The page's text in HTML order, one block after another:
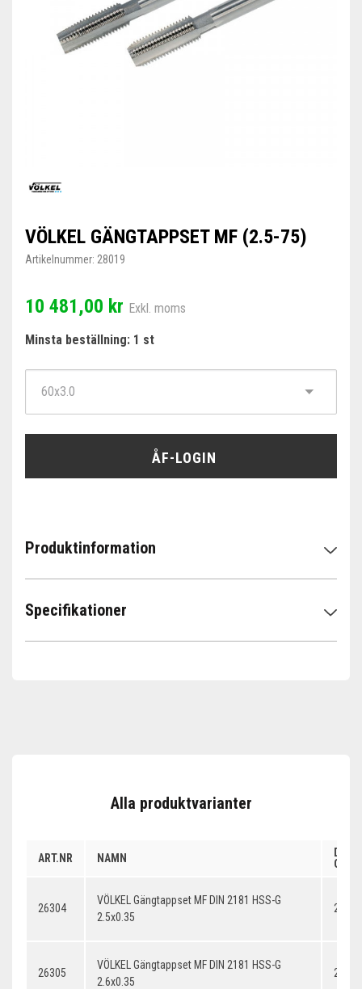
VÖLKEL GÄNGTAPPSET MF (2.5-75)
Artikelnummer: 28019
10 481,00 kr Exkl. moms
Minsta beställning: 1 st
ÅF-LOGIN
Produktinformation
Specifikationer
Alla produktvarianter
ART.NR NAMN
26304
VÖLKEL Gängtappset MF DIN 2181 HSS-G
2.5x0.35
26305
VÖLKEL Gängtappset MF DIN 2181 HSS-G
2.6x0.35